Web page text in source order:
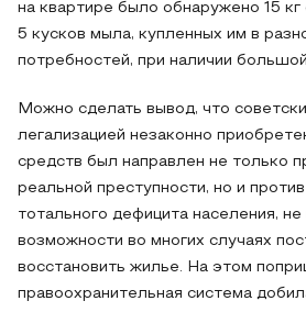
на квартире было обнаружено 15 кг
5 кусков мыла, купленных им в
потребностей, при наличии
Можно сделать вывод, что
легализацией незаконно
средств был направлен не только
реальной преступности, но и
тотального дефицита населения,
возможности во многих случаях
восстановить жилье. На этом
правоохранительная система